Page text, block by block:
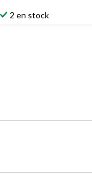
2 en stock